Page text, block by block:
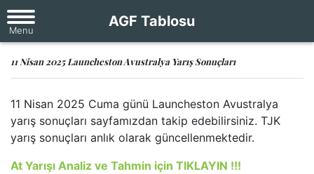
AGF Tablosu
11 Nisan 2025 Launcheston Avustralya Yarış Sonuçları
11 Nisan 2025 Cuma günü Launcheston Avustralya
yarış sonuçları sayfamızdan takip edebilirsiniz. TJK
yarış sonuçları anlık olarak güncellenmektedir.
At Yarışı Analiz ve Tahmin için TIKLAYIN !!!